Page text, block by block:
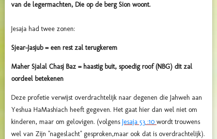
van de legermachten, Die op de berg Sion woont.
Jesaja had twee zonen:
Sjear-Jasjub = een rest zal terugkerem
Maher Sjalal Chasj Baz = haastig buit, spoedig roof (NBG) dit zal
oordeel betekenen
Deze profetie verwijst overdrachtelijk naar degenen die Jahweh aan
Yeshua HaMashiach heeft gegeven. Het gaat hier dan wel niet om
kinderen, maar om gelovigen. (volgens Jesaja 53 :10 wordt trouwens
wel van Zijn "nageslacht" gesproken,maar ook dat is overdrachtelijk).